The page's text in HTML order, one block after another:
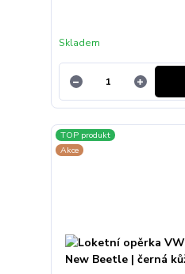
Skladem
TOP produkt
Akce